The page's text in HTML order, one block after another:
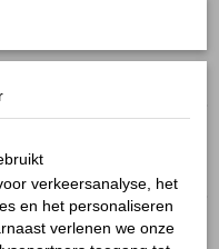
verkeersanalyse, het
en het personaliseren
verlenen we onze